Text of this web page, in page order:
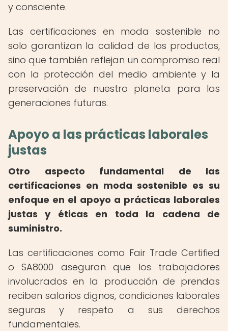
y consciente.
Las certificaciones en moda sostenible no
solo garantizan la calidad de los productos,
sino que también reflejan un compromiso real
con la protección del medio ambiente y la
preservación de nuestro planeta para las
generaciones futuras.
Apoyo a las prácticas laborales
justas
Otro aspecto fundamental de las
certificaciones en moda sostenible es su
enfoque en el apoyo a prácticas laborales
justas y éticas en toda la cadena de
suministro.
Las certificaciones como Fair Trade Certified
o SA8000 aseguran que los trabajadores
involucrados en la producción de prendas
reciben salarios dignos, condiciones laborales
seguras y respeto a sus derechos
fundamentales.